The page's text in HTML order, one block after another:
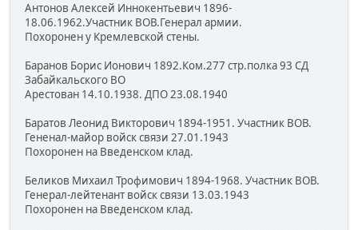
Антонов Алексей Иннокентьевич 1896-
18.06.1962.Участник ВОВ.Генерал армии.
Похоронен у Кремлевской стены.
Баранов Борис Ионович 1892.Ком.277 стр.полка 93 СД
Забайкальского ВО
Арестован 14.10.1938. ДПО 23.08.1940
Баратов Леонид Викторович 1894-1951. Участник ВОВ.
Гененал-майор войск связи 27.01.1943
Похоронен на Введенском клад.
Беликов Михаил Трофимович 1894-1968. Участник ВОВ.
Генерал-лейтенант войск связи 13.03.1943
Похоронен на Введенском клад.